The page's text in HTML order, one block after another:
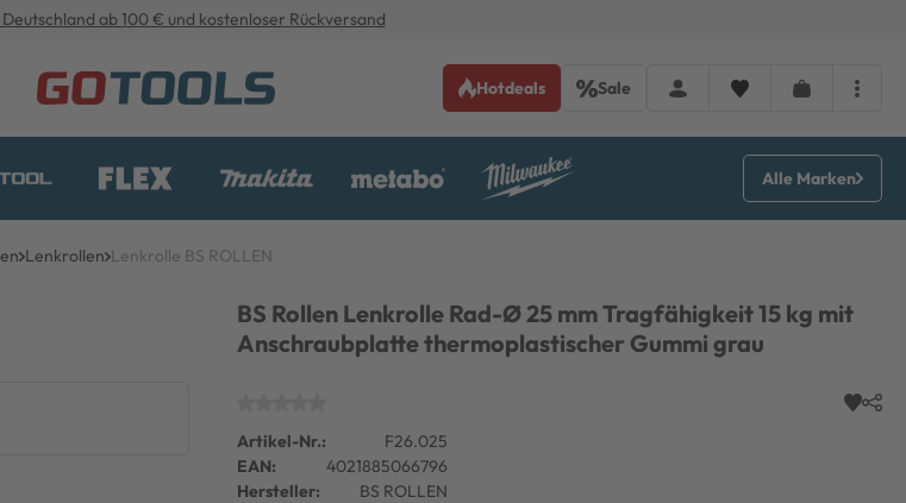
ab 100 € und kostenloser Rückversand
Hotdeals Sale
Alle Marken
Lenkrollen Lenkrolle BS ROLLEN
BS Rollen Lenkrolle Rad-Ø 25 mm Tragfähigkeit 15 kg mit
Anschraubplatte thermoplastischer Gummi grau
Artikel-Nr.:
F26.025
EAN:
4021885066796
Hersteller:
BS ROLLEN